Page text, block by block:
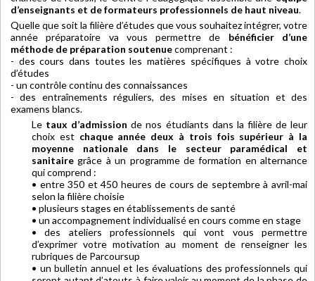
d’enseignants et de formateurs professionnels de haut niveau.
Quelle que soit la filière d’études que vous souhaitez intégrer, votre
année préparatoire va vous permettre de bénéficier d’une
méthode de préparation soutenuecomprenant :
- des cours dans toutes les matières spécifiques à votre choix
d’études
- un contrôle continu des connaissances
- des entraînements réguliers, des mises en situation et des
examens blancs.
Le taux d’admission de nos étudiants dans la filière de leur
choix est chaque année deux à trois fois supérieur à la
moyenne nationale dans le secteur paramédical et
sanitairegrâce à un programme de formation en alternance
qui comprend :
• entre 350 et 450 heures de cours de septembre à avril-mai
selon la filière choisie
• plusieurs stages en établissements de santé
• un accompagnement individualisé en cours comme en stage
• des ateliers professionnels qui vont vous permettre
d’exprimer votre motivation au moment de renseigner les
rubriques de Parcoursup
• un bulletin annuel et les évaluations des professionnels qui